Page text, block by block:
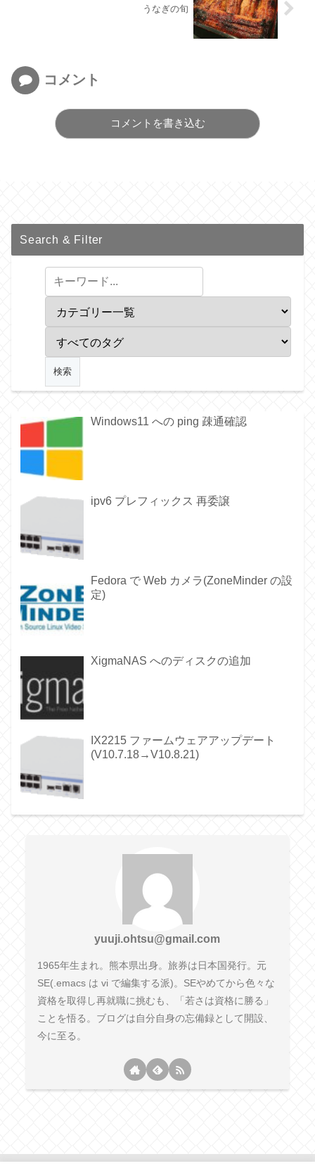
うなぎの旬
コメント
コメントを書き込む
Search & Filter
Windows11 への ping 疎通確認
ipv6 プレフィックス 再委譲
Fedora で Web カメラ(ZoneMinder の設
定)
XigmaNAS へのディスクの追加
IX2215 ファームウェアアップデート
(V10.7.18→V10.8.21)
yuuji.ohtsu@gmail.com
1965年生まれ。熊本県出身。旅券は日本国発行。元
SE(.emacs は vi で編集する派)。SEやめてから色々な
資格を取得し再就職に挑むも、「若さは資格に勝る」
ことを悟る。ブログは自分自身の忘備録として開設、
今に至る。